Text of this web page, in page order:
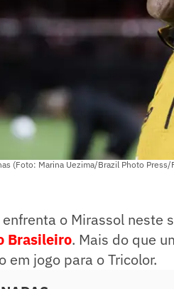
(Foto: Marina Uezima/Brazil Photo Press/
enfrenta o Mirassol neste
Brasileiro. Mais do que
em jogo para o Tricolor.